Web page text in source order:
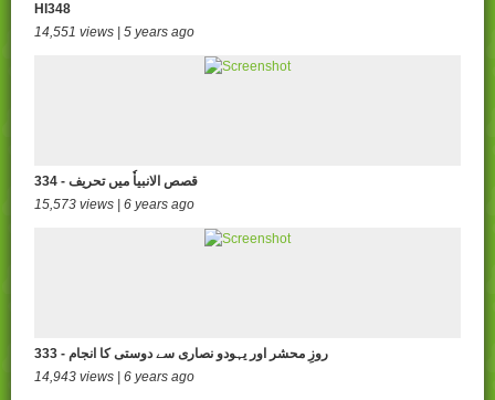
HI348
14,551 views | 5 years ago
334 - قصص الانبیاٗ میں تحریف
15,573 views | 6 years ago
333 - روزِ محشر اور یہودو نصاری سے دوستی کا انجام
14,943 views | 6 years ago